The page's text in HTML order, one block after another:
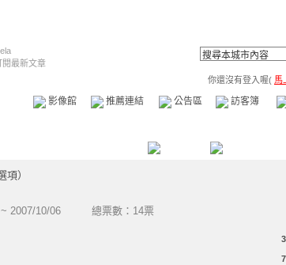
閱最新文章
你還沒有登入喔( 馬
區 影像館 推薦連結 公告區 訪客簿
項）
2007/10/06 總票數：14票
3
7